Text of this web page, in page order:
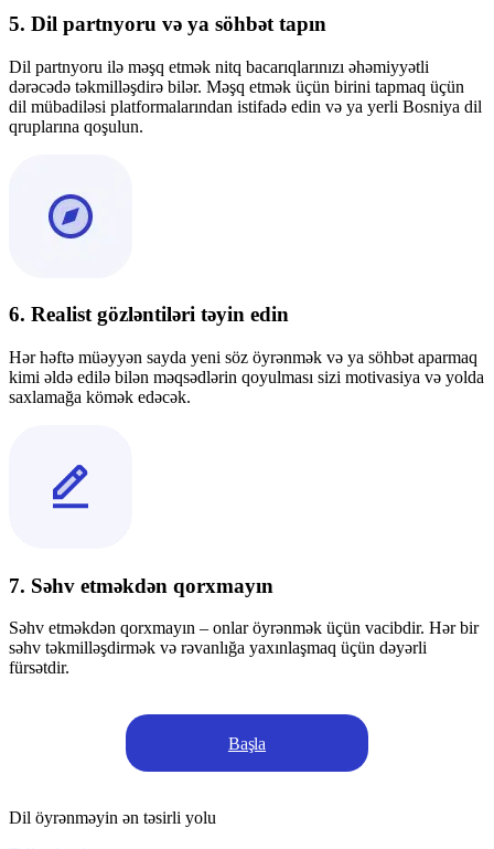
5. Dil partnyoru və ya söhbət tapın
Dil partnyoru ilə məşq etmək nitq bacarıqlarınızı əhəmiyyətli
dərəcədə təkmilləşdirə bilər. Məşq etmək üçün birini tapmaq üçün
dil mübadiləsi platformalarından istifadə edin və ya yerli Bosniya dil
qruplarına qoşulun.
6. Realist gözləntiləri təyin edin
Hər həftə müəyyən sayda yeni söz öyrənmək və ya söhbət aparmaq
kimi əldə edilə bilən məqsədlərin qoyulması sizi motivasiya və yolda
saxlamağa kömək edəcək.
7. Səhv etməkdən qorxmayın
Səhv etməkdən qorxmayın – onlar öyrənmək üçün vacibdir. Hər bir
səhv təkmilləşdirmək və rəvanlığa yaxınlaşmaq üçün dəyərli
fürsətdir.
Başla
Dil öyrənməyin ən təsirli yolu